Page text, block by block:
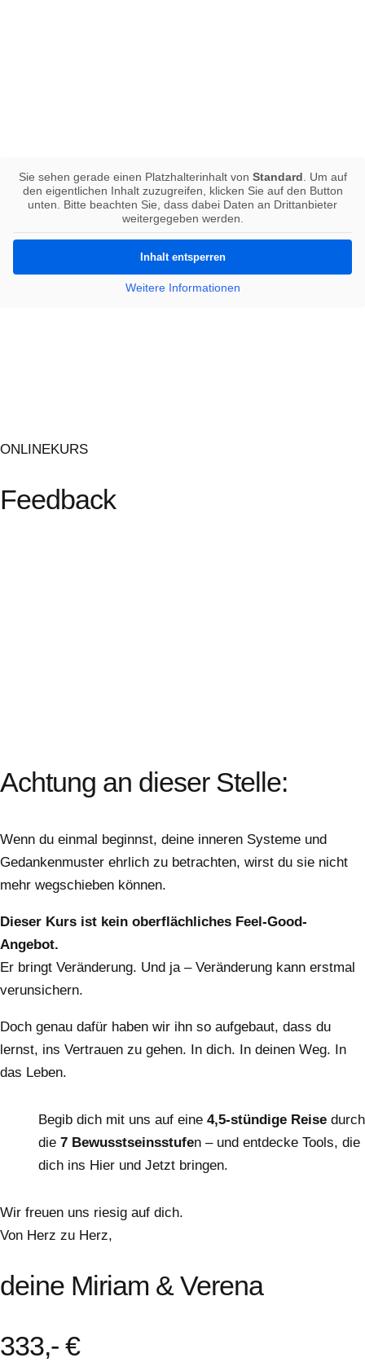
Sie sehen gerade einen Platzhalterinhalt von Standard. Um auf
den eigentlichen Inhalt zuzugreifen, klicken Sie auf den Button
unten. Bitte beachten Sie, dass dabei Daten an Drittanbieter
weitergegeben werden.
Inhalt entsperren
Weitere Informationen
ONLINEKURS
Feedback
Achtung an dieser Stelle:
Wenn du einmal beginnst, deine inneren Systeme und
Gedankenmuster ehrlich zu betrachten, wirst du sie nicht
mehr wegschieben können.
Dieser Kurs ist kein oberflächliches Feel-Good-
Angebot.
Er bringt Veränderung. Und ja – Veränderung kann erstmal
verunsichern.
Doch genau dafür haben wir ihn so aufgebaut, dass du
lernst, ins Vertrauen zu gehen. In dich. In deinen Weg. In
das Leben.
Begib dich mit uns auf eine 4,5-stündige Reise durch
die 7 Bewusstseinsstufen – und entdecke Tools, die
dich ins Hier und Jetzt bringen.
Wir freuen uns riesig auf dich.
Von Herz zu Herz,
deine Miriam & Verena
333,- €